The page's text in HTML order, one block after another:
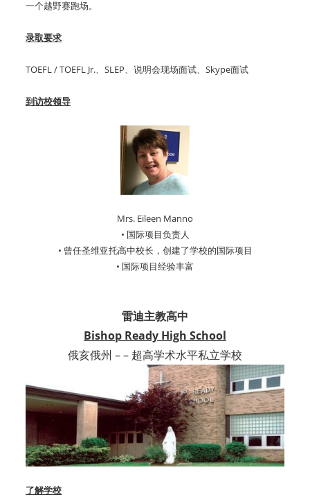
一个越野赛跑场。
录取要求
TOEFL / TOEFL Jr.、SLEP、说明会现场面试、Skype面试
到访校领导
Mrs. Eileen Manno
• 国际项目负责人
• 曾任圣维亚托高中校长，创建了学校的国际项目
• 国际项目经验丰富
雷迪主教高中
Bishop Ready High School
俄亥俄州 – – 超高学术水平私立学校
了解学校